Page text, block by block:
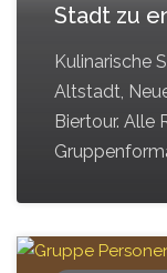
Stadt zu
Kulinarische
Altstadt,
Biertour. Alle